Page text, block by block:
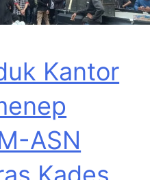
Kantor
ASN